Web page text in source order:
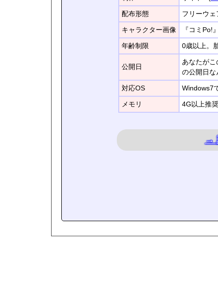
配布形態 フリーウェ
キャラクター画像 『コミPo!
年齢制限 0歳以上。
公開日
あなたがこ
の公開日な
対応OS Windows7
メモリ 4G以上推奨
→